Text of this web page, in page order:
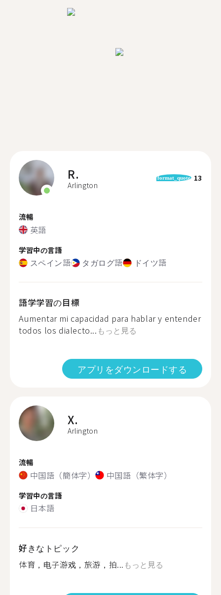
R.
Arlington
format_quote 13
流暢
英語
学習中の言語
スペイン語 タガログ語 ドイツ語
語学学習の目標
Aumentar mi capacidad para hablar y entender
todos los dialecto... もっと見る
アプリをダウンロードする
X.
Arlington
流暢
中国語（簡体字） 中国語（繁体字）
学習中の言語
日本語
好きなトピック
体育，电子游戏，旅游，拍... もっと見る